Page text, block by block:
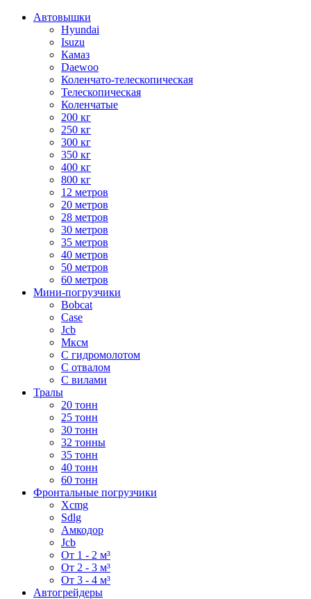
Автовышки
Hyundai
Isuzu
Камаз
Daewoo
Коленчато-телескопическая
Телескопическая
Коленчатые
200 кг
250 кг
300 кг
350 кг
400 кг
800 кг
12 метров
20 метров
28 метров
30 метров
35 метров
40 метров
50 метров
60 метров
Мини-погрузчики
Bobcat
Case
Jcb
Мксм
С гидромолотом
С отвалом
С вилами
Тралы
20 тонн
25 тонн
30 тонн
32 тонны
35 тонн
40 тонн
60 тонн
Фронтальные погрузчики
Xcmg
Sdlg
Амкодор
Jcb
От 1 - 2 м³
От 2 - 3 м³
От 3 - 4 м³
Автогрейдеры